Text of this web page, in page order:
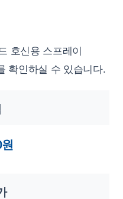
호신용 스프레이
확인하실 수 있습니다.